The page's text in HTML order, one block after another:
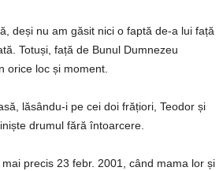
deși nu am găsit nici o faptă de-a lui față
Totuși, față de Bunul Dumnezeu
orice loc și moment.
lăsându-i pe cei doi frățiori, Teodor și
drumul fără întoarcere.
precis 23 febr. 2001, când mama lor și